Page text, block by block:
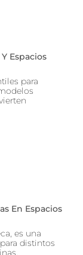
Espacios
para
En Espacios
es una
distintos